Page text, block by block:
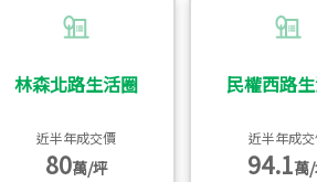
林森北路生活圈
近半年成交價
80萬/坪
民權西路
近半年成
94.1萬